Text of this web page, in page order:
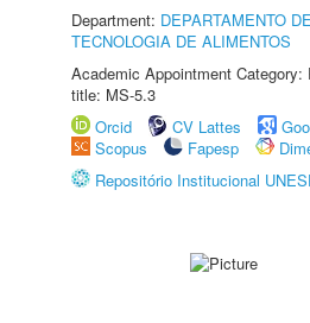
Department: DEPARTAMENTO
TECNOLOGIA DE ALIMENTOS
Academic Appointment Category:
title: MS-5.3
Orcid
CV Lattes
Scopus
Fapesp
Repositório Institucional